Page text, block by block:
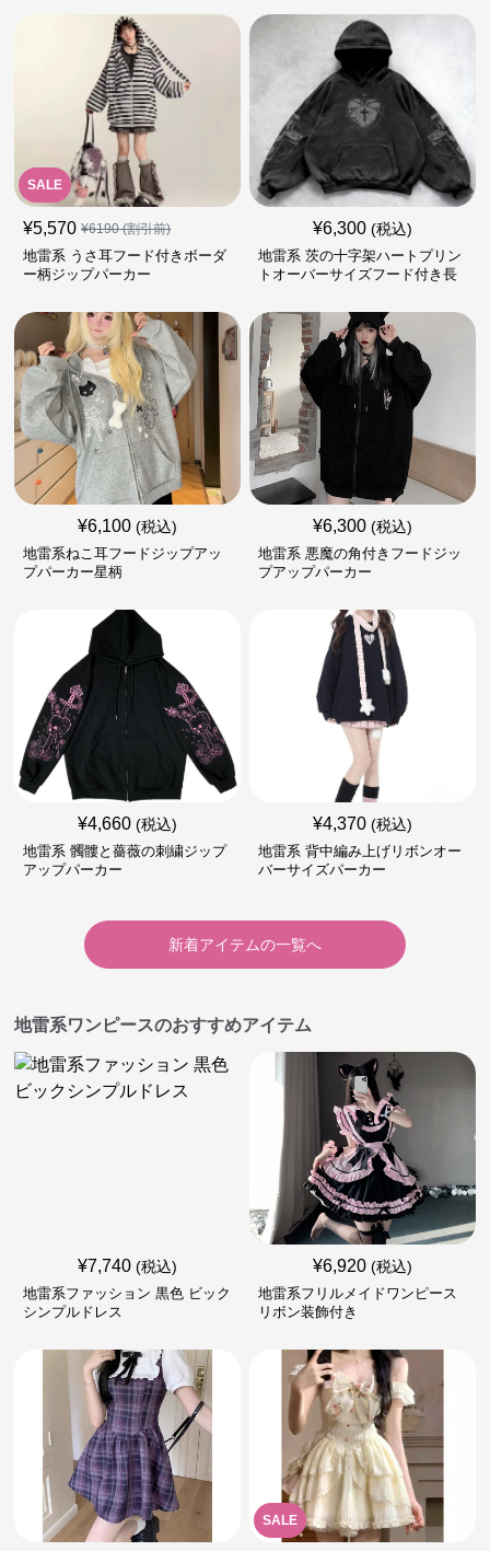
SALE
¥5,570 ¥6190(割引前)
地雷系 うさ耳フード付きボーダ
ー柄ジップパーカー
¥6,300 (税込)
地雷系 茨の十字架ハートプリン
トオーバーサイズフード付き長
¥6,100 (税込)
地雷系ねこ耳フードジップアッ
プパーカー星柄
¥6,300 (税込)
地雷系 悪魔の角付きフードジッ
プアップパーカー
¥4,660 (税込)
地雷系 髑髏と薔薇の刺繍ジップ
アップパーカー
¥4,370 (税込)
地雷系 背中編み上げリボンオー
バーサイズパーカー
新着アイテムの一覧へ
地雷系ワンピースのおすすめアイテム
¥7,740 (税込)
地雷系ファッション 黒色 ビック
シンプルドレス
¥6,920 (税込)
地雷系フリルメイドワンピース
リボン装飾付き
SALE